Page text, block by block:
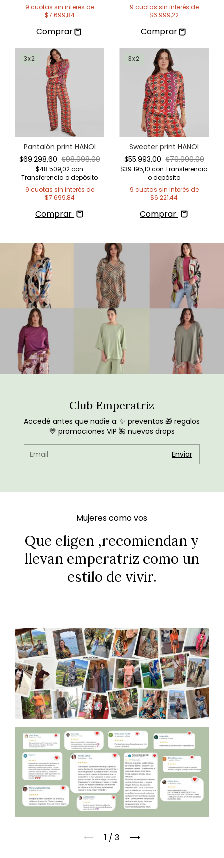
9 cuotas sin interés de
$7.699,84
9 cuotas sin interés de
$6.999,22
3x2
Pantalón print HANOI
$69.298,60 $98.998,00
$48.509,02con
Transferencia o depósito
9 cuotas sin interés de
$7.699,84
Comprar
3x2
Sweater print HANOI
$55.993,00 $79.990,00
$39.195,10 con Transferencia
o depósito
9 cuotas sin interés de
$6.221,44
Comprar
Club Emperatriz
Accedé antes que nadie a: ✨ preventas 🎁 regalos
💛 promociones VIP 🌺 nuevos drops
Mujeres como vos
Que eligen ,recomiendan y
llevan emperatriz como un
estilo de vivir.
1 / 3